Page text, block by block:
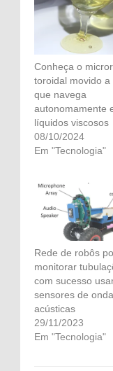
Conheça o
toroidal movido a
que navega
autonomamente
líquidos viscosos
08/10/2024
Em "Tecnologia"
Rede de robôs
monitorar
com sucesso
sensores de
acústicas
29/11/2023
Em "Tecnologia"